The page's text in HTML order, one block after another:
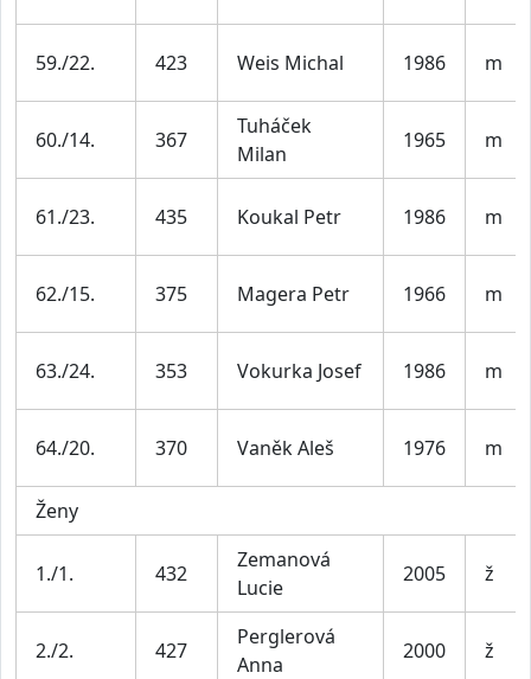
59./22. 423 Weis Michal 1986 m
60./14. 367
Tuháček
Milan
1965 m
61./23. 435 Koukal Petr 1986 m
62./15. 375 Magera Petr 1966 m
63./24. 353 Vokurka Josef 1986 m
64./20. 370 Vaněk Aleš 1976 m
Ženy
1./1. 432
Zemanová
Lucie
2005 ž
2./2. 427
Perglerová
Anna
2000 ž